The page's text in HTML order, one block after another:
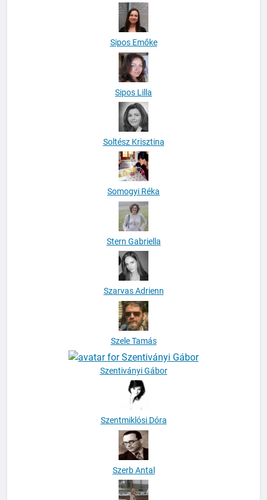
Sipos Emőke
Sipos Lilla
Soltész Krisztina
Somogyi Réka
Stern Gabriella
Szarvas Adrienn
Szele Tamás
Szentiványi Gábor
Szentmiklósi Dóra
Szerb Antal